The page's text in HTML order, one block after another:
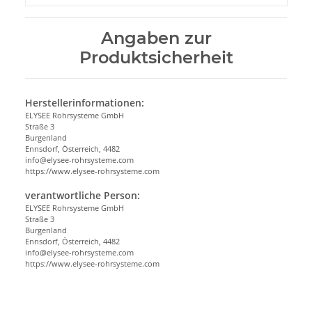
Angaben zur
Produktsicherheit
Herstellerinformationen:
ELYSEE Rohrsysteme GmbH
Straße 3
Burgenland
Ennsdorf, Österreich, 4482
info@elysee-rohrsysteme.com
https://www.elysee-rohrsysteme.com
verantwortliche Person:
ELYSEE Rohrsysteme GmbH
Straße 3
Burgenland
Ennsdorf, Österreich, 4482
info@elysee-rohrsysteme.com
https://www.elysee-rohrsysteme.com